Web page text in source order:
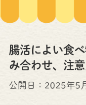
腸活によい食
み合わせ、注
公開日：2025年5